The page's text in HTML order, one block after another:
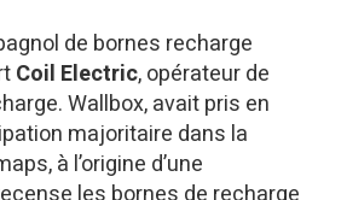
de bornes recharge
Coil Electric, opérateur de
Wallbox, avait pris en
majoritaire dans la
à l’origine d’une